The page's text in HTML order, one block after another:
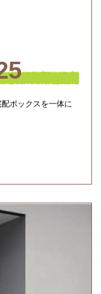
ボックスを一体に